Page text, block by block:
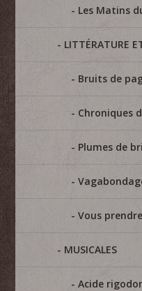
Les Matins
LITTÉRATURE
Bruits de
Chroniques
Plumes de
Vous
MUSICALES
Acide